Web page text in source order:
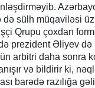
sülh müqaviləsi
Qrupu çoxdan
prezident Əliyev də
arbitri daha sonra
və bildirir ki,
barədə razılığa